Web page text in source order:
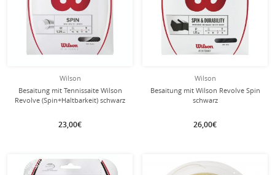
Wilson
Besaitung mit Tennissaite Wilson
Revolve (Spin+Haltbarkeit) schwarz
23,00€
Wilson
Besaitung mit Wilson Revolve Spin
schwarz
26,00€
Besaitung Besaitung